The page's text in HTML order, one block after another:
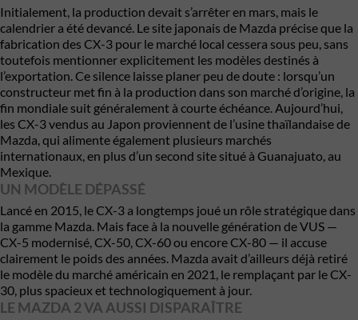
Initialement, la production devait s’arrêter en mars, mais le
calendrier a été devancé. Le site japonais de Mazda précise que la
fabrication des CX-3 pour le marché local cessera sous peu, sans
toutefois mentionner explicitement les modèles destinés à
l’exportation. Ce silence laisse planer peu de doute : lorsqu’un
constructeur met fin à la production dans son marché d’origine, la
fin mondiale suit généralement à courte échéance. Aujourd’hui,
les CX-3 vendus au Japon proviennent de l’usine thaïlandaise de
Mazda, qui alimente également plusieurs marchés
internationaux, en plus d’un second site situé à Guanajuato, au
Mexique.
UN MODÈLE DÉPASSÉ
Lancé en 2015, le CX-3 a longtemps joué un rôle stratégique dans
la gamme Mazda. Mais face à la nouvelle génération de VUS —
CX-5 modernisé, CX-50, CX-60 ou encore CX-80 — il accuse
clairement le poids des années. Mazda avait d’ailleurs déjà retiré
le modèle du marché américain en 2021, le remplaçant par le CX-
30, plus spacieux et technologiquement à jour.
LE MAZDA 2 VA AUSSI DISPARAÎTRE